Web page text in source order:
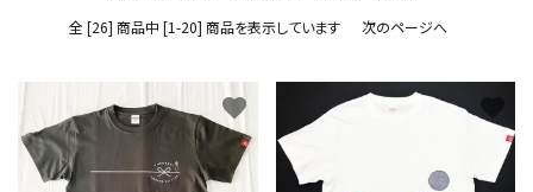
全 [26] 商品中 [1-20] 商品を表示しています
次のページへ
favorite